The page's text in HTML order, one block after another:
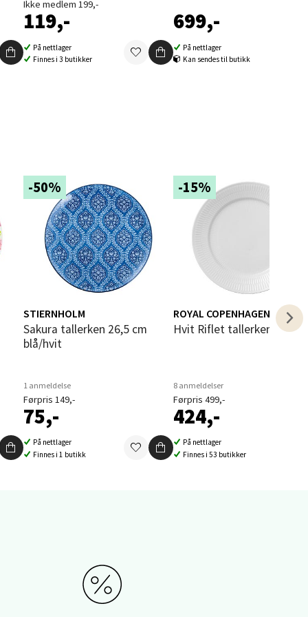
Ikke medlem 199,-
119,-
På nettlager
Finnes i 3 butikker
699,-
På nettlager
Kan sendes til butikk
-50%
STIERNHOLM
Sakura tallerken 26,5 cm
blå/hvit
1 anmeldelse
Førpris 149,-
75,-
På nettlager
Finnes i 1 butikk
-15%
ROYAL COPENHAGEN
Hvit Riflet tallerken 27 cm
8 anmeldelser
Førpris 499,-
424,-
På nettlager
Finnes i 53 butikker